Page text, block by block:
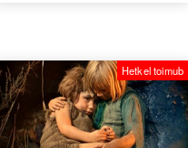
Hetkel toimub